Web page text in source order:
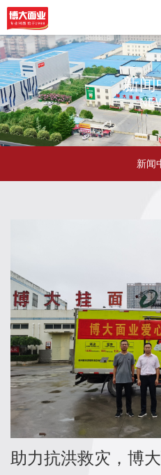
首
页
关
我
绍
企
业
文
化
发
展
历
程
誉
企
业
荣
誉
专
利
产
品
绍
成
新闻
新闻
助力抗洪救灾，博